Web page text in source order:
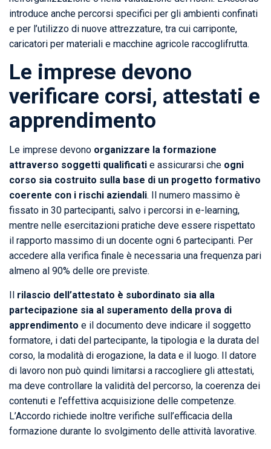
introduce anche percorsi specifici per gli ambienti confinati
e per l’utilizzo di nuove attrezzature, tra cui carriponte,
caricatori per materiali e macchine agricole raccoglifrutta.
Le imprese devono
verificare corsi, attestati e
apprendimento
Le imprese devono organizzare la formazione
attraverso soggetti qualificati e assicurarsi che ogni
corso sia costruito sulla base di un progetto formativo
coerente con i rischi aziendali. Il numero massimo è
fissato in 30 partecipanti, salvo i percorsi in e-learning,
mentre nelle esercitazioni pratiche deve essere rispettato
il rapporto massimo di un docente ogni 6 partecipanti. Per
accedere alla verifica finale è necessaria una frequenza pari
almeno al 90% delle ore previste.
Il rilascio dell’attestato è subordinato sia alla
partecipazione sia al superamento della prova di
apprendimento e il documento deve indicare il soggetto
formatore, i dati del partecipante, la tipologia e la durata del
corso, la modalità di erogazione, la data e il luogo. Il datore
di lavoro non può quindi limitarsi a raccogliere gli attestati,
ma deve controllare la validità del percorso, la coerenza dei
contenuti e l’effettiva acquisizione delle competenze.
L’Accordo richiede inoltre verifiche sull’efficacia della
formazione durante lo svolgimento delle attività lavorative.